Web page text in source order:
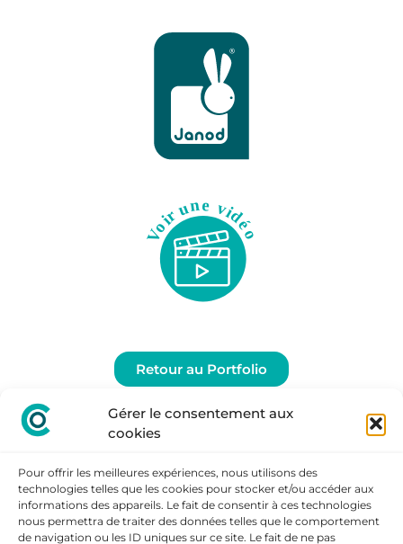
Gérer le consentement aux
cookies
Pour offrir les meilleures expériences, nous utilisons des
technologies telles que les cookies pour stocker et/ou accéder aux
informations des appareils. Le fait de consentir à ces technologies
nous permettra de traiter des données telles que le comportement
de navigation ou les ID uniques sur ce site. Le fait de ne pas
Retour au Portfolio